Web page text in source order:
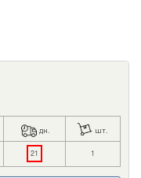
дн. шт.
21 1